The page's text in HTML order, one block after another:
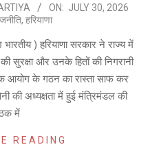
ON: JULY 30, 2026
, हरियाणा
) हरियाणा सरकार ने राज्य में
सुरक्षा और उनके हितों की निगरानी
आयोग के गठन का रास्ता साफ कर
की अध्यक्षता में हुई मंत्रिमंडल की
में
READING